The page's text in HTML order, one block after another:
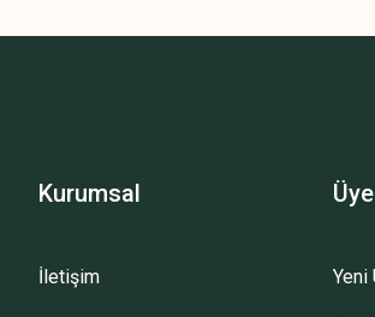
Bu ürüne ilk yorumu siz yapın!
Kurumsal
İletişim Yeni